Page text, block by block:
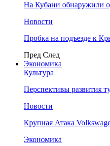
На Кубани обнаружили
Новости
Пробка на подъезде к
Пред След
Экономика
Культура
Перспективы развития
Новости
Крупная Атака
Экономика